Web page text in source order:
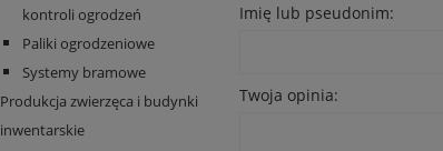
kontroli ogrodzeń
Paliki ogrodzeniowe
Systemy bramowe
Produkcja zwierzęca i budynki
inwentarskie
Imię lub pseudonim:
Twoja opinia: